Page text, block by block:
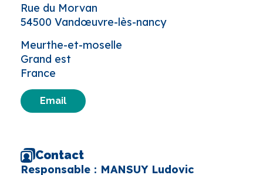
Rue du Morvan
54500 Vandœuvre-lès-nancy
Meurthe-et-moselle
Grand est
France
Email
Contact
Responsable : MANSUY Ludovic